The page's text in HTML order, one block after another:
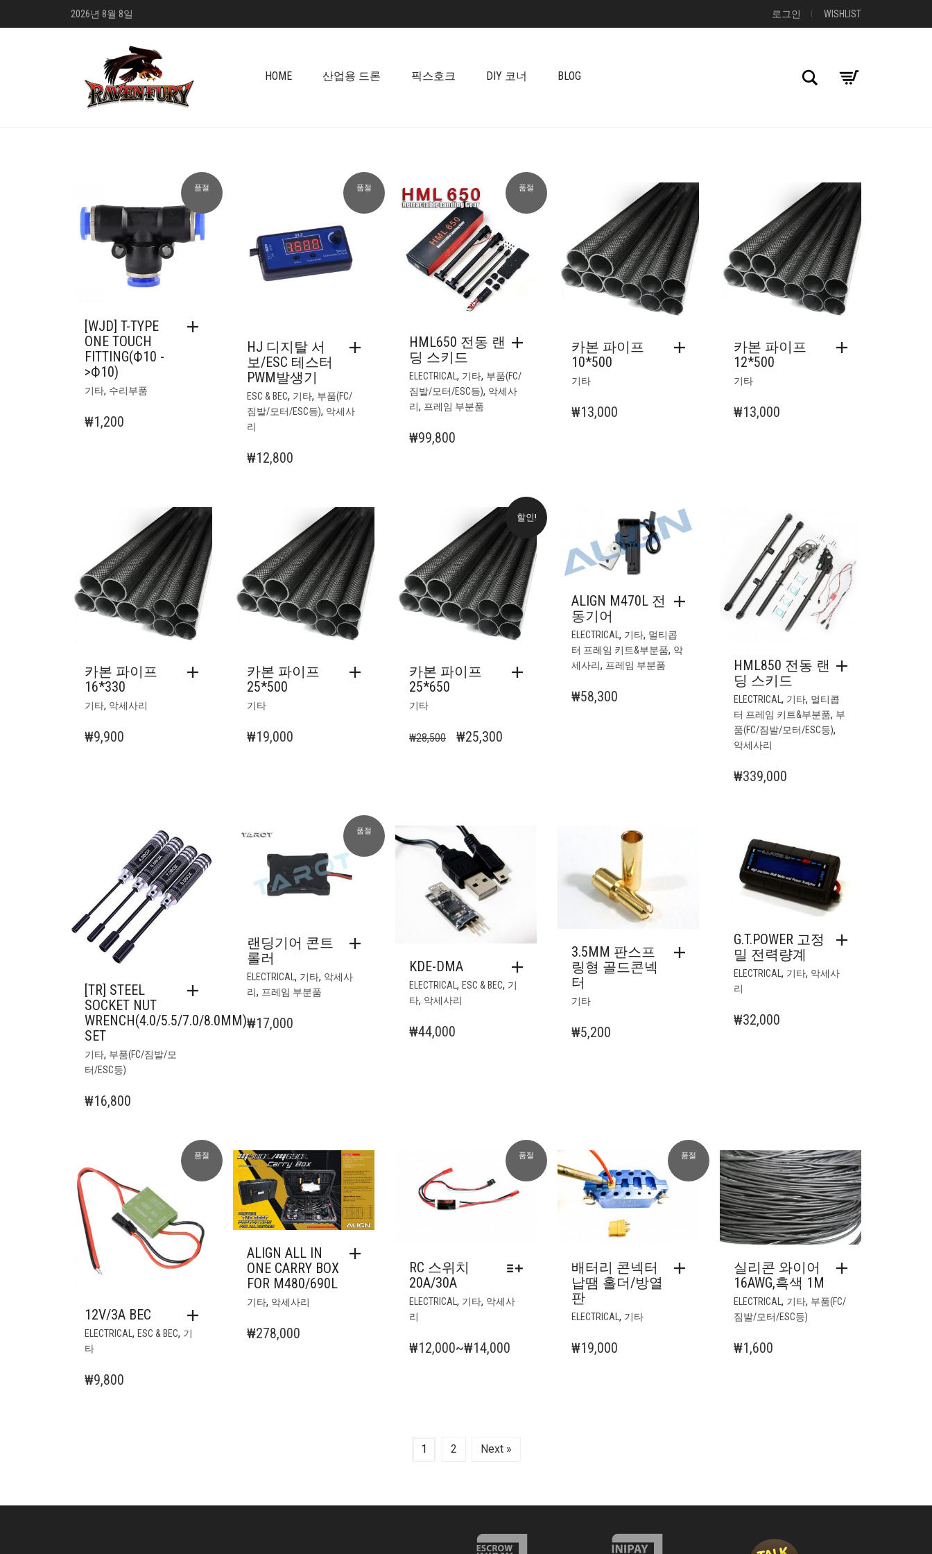
2026년 8월 8일 로그인 WISHLIST
HOME 산업용 드론 픽스호크 DIY 코너 BLOG 검색
품절
[WJD] T-TYPE
ONE TOUCH
FITTING(Ф10 -
>Ф10)
기타, 수리부품
₩1,200
품절
HJ 디지탈 서
보/ESC 테스터
PWM발생기
ESC & BEC, 기타, 부품(FC/
짐발/모터/ESC등), 악세사
리
₩12,800
품절
HML650 전동 랜
딩 스키드
ELECTRICAL , 기타, 부품(FC/
짐발/모터/ESC등), 악세사
리, 프레임 부분품
₩99,800
카본 파이프
10*500
기타
₩13,000
카본 파이프
12*500
기타
₩13,000
카본 파이프
16*330
기타, 악세사리
₩9,900
카본 파이프
25*500
기타
₩19,000
할인!
카본 파이프
25*650
기타
₩28,500
원
₩25,300
ALIGN M470L 전
동기어
ELECTRICAL , 기타, 멀티콥
터 프레임 키트&부분품, 악
세사리, 프레임 부분품
₩58,300
HML850 전동 랜
딩 스키드
ELECTRICAL, 기타, 멀티콥
터 프레임 키트&부분품, 부
품(FC/짐발/모터/ESC등),
악세사리
₩339,000
[TR] STEEL
SOCKET NUT
WRENCH(4.0/5.5/7.0/8.0MM)
SET
기타, 부품(FC/짐발/모
터/ESC등)
₩16,800
품절
랜딩기어 콘트
롤러
ELECTRICAL , 기타, 악세사
리, 프레임 부분품
₩17,000
KDE-DMA
ELECTRICAL , ESC & BEC, 기
타, 악세사리
₩44,000
3.5MM 판스프
링형 골드콘넥
터
기타
₩5,200
G.T.POWER 고정
밀 전력량계
ELECTRICAL , 기타, 악세사
리
₩32,000
품절
12V/3A BEC
ELECTRICAL, ESC & BEC, 기
타
₩9,800
ALIGN ALL IN
ONE CARRY BOX
FOR M480/690L
기타, 악세사리
₩278,000
품절
RC 스위치
20A/30A
ELECTRICAL, 기타, 악세사
리
₩12,000~₩14,000
품절
배터리 콘넥터
납땜 홀더/방열
판
ELECTRICAL, 기타
₩19,000
실리콘 와이어
16AWG,흑색 1M
ELECTRICAL, 기타, 부품(FC/
짐발/모터/ESC등)
₩1,600
1 2 Next »